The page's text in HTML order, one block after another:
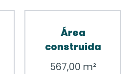
Área
construida
567,00 m²